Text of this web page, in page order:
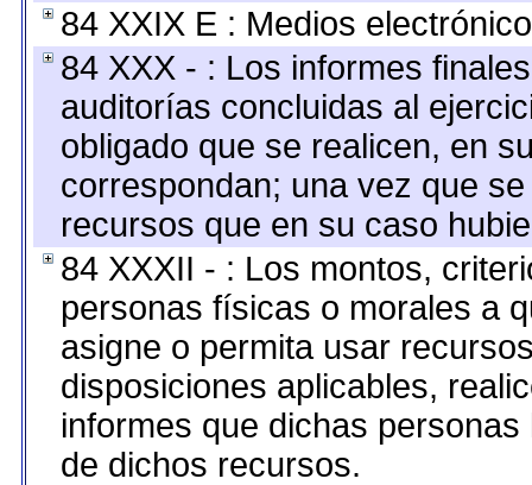
84 XXIX E : Medios
84 XXX - : Los informes
auditorías concluidas al
obligado que se realicen, en
correspondan; una vez que
recursos que en su caso
84 XXXII - : Los montos,
personas físicas o morales a
asigne o permita usar
disposiciones aplicables,
informes que dichas
de dichos recursos.